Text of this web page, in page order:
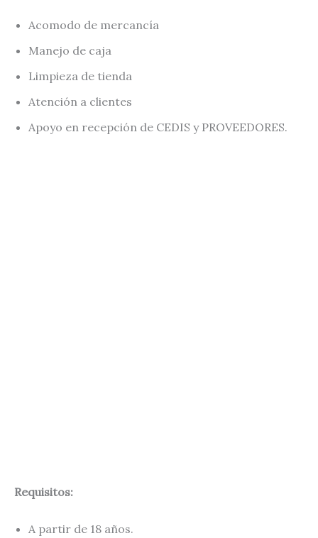
Acomodo de mercancía
Manejo de caja
Limpieza de tienda
Atención a clientes
Apoyo en recepción de CEDIS y PROVEEDORES.
Requisitos:
A partir de 18 años.